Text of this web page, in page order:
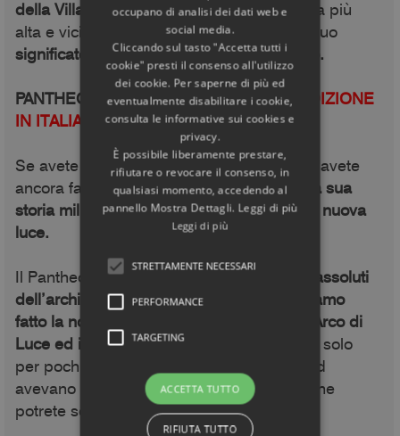
della Villa, la sua vera e propria Acropoli
, la più
alta e vicina alla divinità, e di ricostruire il suo
significato simbolico nascosto e misterioso.
PANTHEON. ARCHITETTURA E LUCE.
EDIZIONE
IN ITALIANO
Se avete già visitato il Pantheon o se non l'avete
ancora fatto,
questo libro vi farà scoprire la sua
storia millenaria e ve lo mostrerà sotto una nuova
luce.
Il Pantheon di Roma èuno dei capolavori assoluti
dell’architettura romana antica, dove abbiamo
fatto la nostra scoperta più affascinante: l'Arco di
Luce ed il Quadrato di Luce
che si vedono solo
per pochissimi giorni nel corso dell'anno ed
avevano un preciso significato simbolico che
potrete scoprire in queste pagine.
occupano di analisi dei dati web e
social media.
Cliccando sul tasto "Accetta tutti i
cookie" presti il consenso all'utilizzo
dei cookie. Per saperne di più ed
eventualmente disabilitare i cookie,
consulta le informative sui cookies e
privacy.
È possibile liberamente prestare,
rifiutare o revocare il consenso, in
qualsiasi momento, accedendo al
pannello Mostra Dettagli. Leggi di più
Leggi di più
STRETTAMENTE NECESSARI
PERFORMANCE
TARGETING
ACCETTA TUTTO
RIFIUTA TUTTO